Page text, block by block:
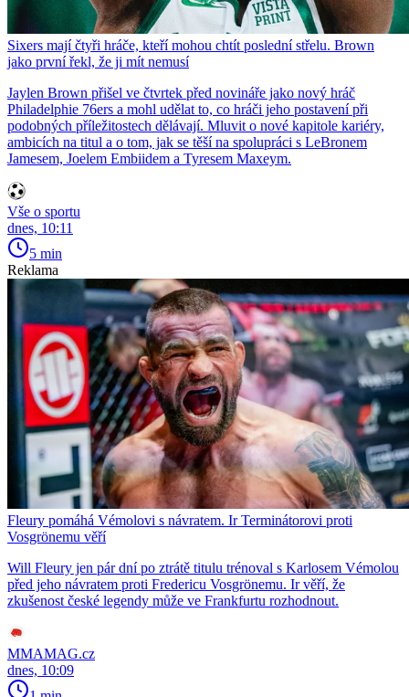
Sixers mají čtyři hráče, kteří mohou chtít poslední střelu. Brown
jako první řekl, že ji mít nemusí
Jaylen Brown přišel ve čtvrtek před novináře jako nový hráč
Philadelphie 76ers a mohl udělat to, co hráči jeho postavení při
podobných příležitostech dělávají. Mluvit o nové kapitole kariéry,
ambicích na titul a o tom, jak se těší na spolupráci s LeBronem
Jamesem, Joelem Embiidem a Tyresem Maxeym.
Vše o sportu
dnes, 10:11
5 min
Reklama
Fleury pomáhá Vémolovi s návratem. Ir Terminátorovi proti
Vosgrönemu věří
Will Fleury jen pár dní po ztrátě titulu trénoval s Karlosem Vémolou
před jeho návratem proti Fredericu Vosgrönemu. Ir věří, že
zkušenost české legendy může ve Frankfurtu rozhodnout.
MMAMAG.cz
dnes, 10:09